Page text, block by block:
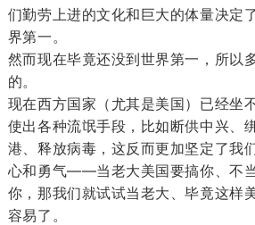
们勤劳上进的文化和巨大的体量决定
界第一。
然而现在毕竟还没到世界第一，所以
的。
现在西方国家（尤其是美国）已经坐
使出各种流氓手段，比如断供中兴、
港、释放病毒，这反而更加坚定了我
心和勇气——当老大美国要搞你、不
你，那我们就试试当老大、毕竟这样
容易了。